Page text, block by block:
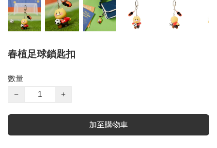
春植足球鎖匙扣
數量
−
+
加至購物車